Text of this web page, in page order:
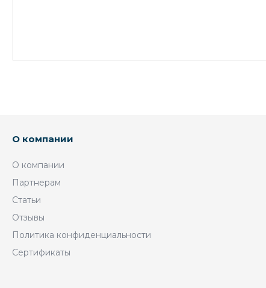
О компании
О компании
Партнерам
Статьи
Отзывы
Политика конфиденциальности
Сертификаты